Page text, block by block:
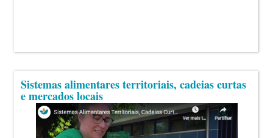
Sistemas alimentares territoriais, cadeias curtas
e mercados locais